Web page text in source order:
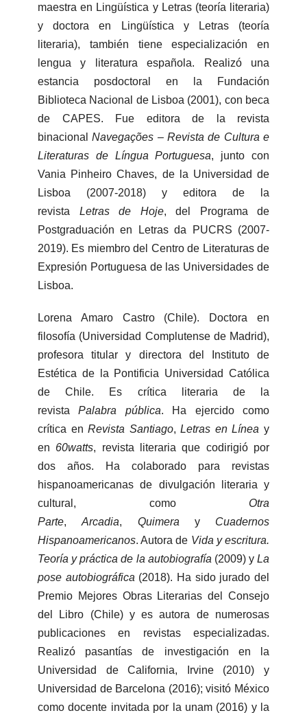
maestra en Lingüística y Letras (teoría literaria)
y doctora en Lingüística y Letras (teoría
literaria), también tiene especialización en
lengua y literatura española. Realizó una
estancia posdoctoral en la Fundación
Biblioteca Nacional de Lisboa (2001), con beca
de CAPES. Fue editora de la revista
binacionalNavegações – Revista de Cultura e
Literaturas de Língua Portuguesa, junto con
Vania Pinheiro Chaves, de la Universidad de
Lisboa (2007-2018) y editora de la
revista Letras de Hoje, del Programa de
Postgraduación en Letras da PUCRS (2007-
2019). Es miembro del Centro de Literaturas de
Expresión Portuguesa de las Universidades de
Lisboa.
Lorena Amaro Castro (Chile). Doctora en
filosofía (Universidad Complutense de Madrid),
profesora titular y directora del Instituto de
Estética de la Pontificia Universidad Católica
de Chile. Es crítica literaria de la
revistaPalabra pública. Ha ejercido como
crítica enRevista Santiago,Letras en Línea y
en 60watts, revista literaria que codirigió por
dos años. Ha colaborado para revistas
hispanoamericanas de divulgación literaria y
cultural, como Otra
Parte,Arcadia, Quimera y Cuadernos
Hispanoamericanos. Autora de Vida y escritura.
Teoría y práctica de la autobiografía (2009) y La
pose autobiográfica (2018). Ha sido jurado del
Premio Mejores Obras Literarias del Consejo
del Libro (Chile) y es autora de numerosas
publicaciones en revistas especializadas.
Realizó pasantías de investigación en la
Universidad de California, Irvine (2010) y
Universidad de Barcelona (2016); visitó México
como docente invitada por la unam (2016) y la